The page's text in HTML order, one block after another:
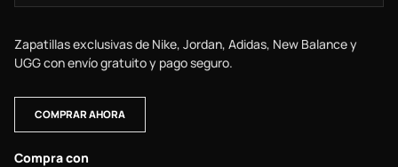
Zapatillas exclusivas de Nike, Jordan, Adidas, New Balance y
UGG con envío gratuito y pago seguro.
COMPRAR AHORA
Compra con